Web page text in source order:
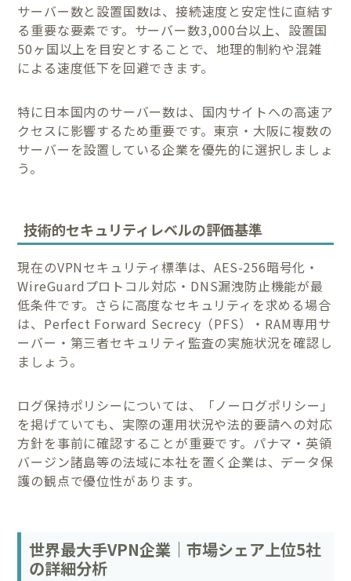
サーバー数と設置国数は、接続速度と安定性に直結す
る重要な要素です。サーバー数3,000台以上、設置国
50ヶ国以上を目安とすることで、地理的制約や混雑
による速度低下を回避できます。
特に日本国内のサーバー数は、国内サイトへの高速ア
クセスに影響するため重要です。東京・大阪に複数の
サーバーを設置している企業を優先的に選択しましょ
う。
技術的セキュリティレベルの評価基準
現在のVPNセキュリティ標準は、AES-256暗号化・
WireGuardプロトコル対応・DNS漏洩防止機能が最
低条件です。さらに高度なセキュリティを求める場合
は、Perfect Forward Secrecy（PFS）・RAM専用サ
ーバー・第三者セキュリティ監査の実施状況を確認し
ましょう。
ログ保持ポリシーについては、「ノーログポリシー」
を掲げていても、実際の運用状況や法的要請への対応
方針を事前に確認することが重要です。パナマ・英領
バージン諸島等の法域に本社を置く企業は、データ保
護の観点で優位性があります。
世界最大手VPN企業｜市場シェア上位5社
の詳細分析